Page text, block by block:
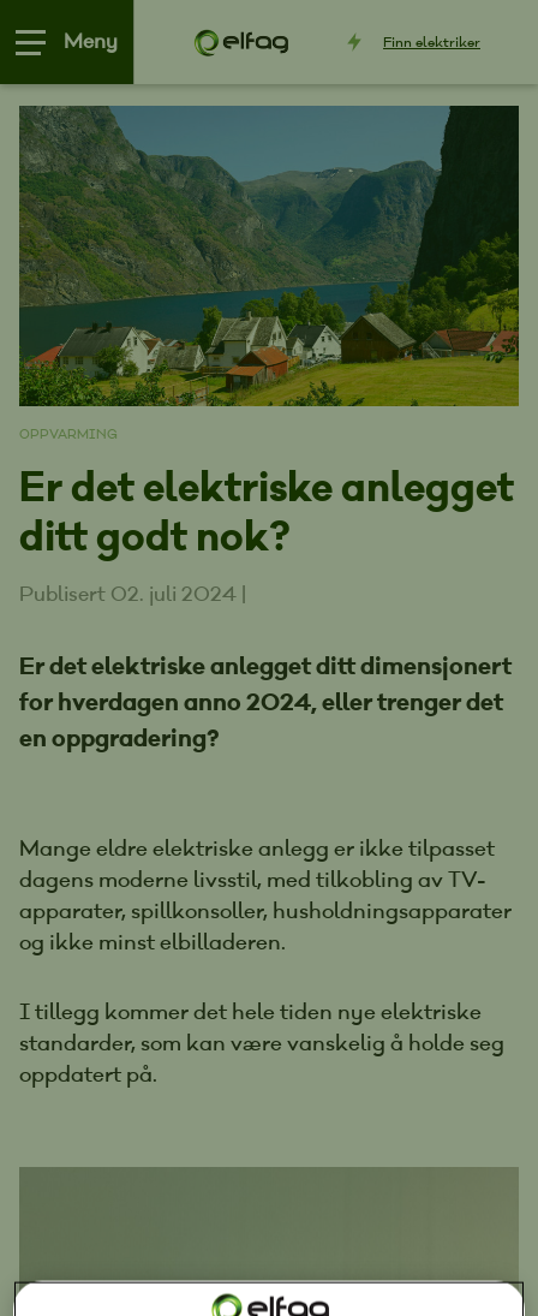
Meny Finn elektriker
OPPVARMING
Er det elektriske anlegget
ditt godt nok?
Publisert 02. juli 2024 |
Er det elektriske anlegget ditt dimensjonert
for hverdagen anno 2024, eller trenger det
en oppgradering?
Mange eldre elektriske anlegg er ikke tilpasset
dagens moderne livsstil, med tilkobling av TV-
apparater, spillkonsoller, husholdningsapparater
og ikke minst elbilladeren.
I tillegg kommer det hele tiden nye elektriske
standarder, som kan være vanskelig å holde seg
oppdatert på.